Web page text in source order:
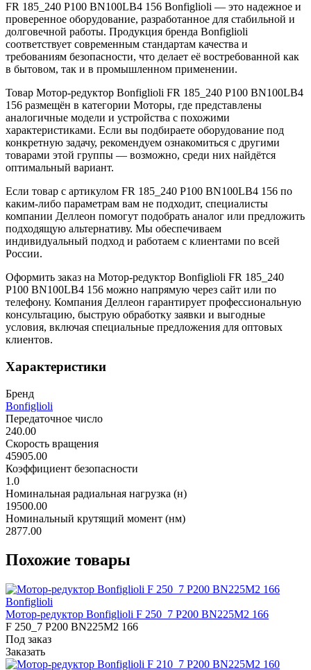
FR 185_240 P100 BN100LB4 156 Bonfiglioli — это надежное и
проверенное оборудование, разработанное для стабильной и
долговечной работы. Продукция бренда Bonfiglioli
соответствует современным стандартам качества и
требованиям безопасности, что делает её востребованной как
в бытовом, так и в промышленном применении.
Товар Мотор-редуктор Bonfiglioli FR 185_240 P100 BN100LB4
156 размещён в категории Моторы, где представлены
аналогичные модели и устройства с похожими
характеристиками. Если вы подбираете оборудование под
конкретную задачу, рекомендуем ознакомиться с другими
товарами этой группы — возможно, среди них найдётся
оптимальный вариант.
Если товар с артикулом FR 185_240 P100 BN100LB4 156 по
каким-либо параметрам вам не подходит, специалисты
компании Деллеон помогут подобрать аналог или предложить
подходящую альтернативу. Мы обеспечиваем
индивидуальный подход и работаем с клиентами по всей
России.
Оформить заказ на Мотор-редуктор Bonfiglioli FR 185_240
P100 BN100LB4 156 можно напрямую через сайт или по
телефону. Компания Деллеон гарантирует профессиональную
консультацию, быструю обработку заявки и выгодные
условия, включая специальные предложения для оптовых
клиентов.
Характеристики
Бренд
Bonfiglioli
Передаточное число
240.00
Скорость вращения
45905.00
Коэффициент безопасности
1.0
Номинальная радиальная нагрузка (н)
19500.00
Номинальный крутящий момент (нм)
2877.00
Похожие товары
Bonfiglioli
Мотор-редуктор Bonfiglioli F 250_7 P200 BN225M2 166
F 250_7 P200 BN225M2 166
Под заказ
Заказать